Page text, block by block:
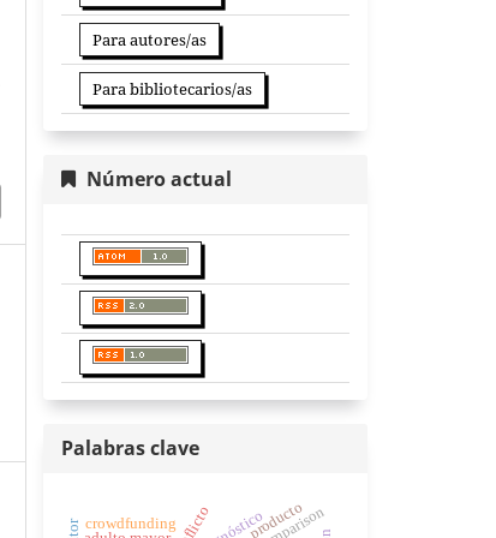
Para autores/as
Para bibliotecarios/as
Número actual
Palabras clave
crowdfunding producto